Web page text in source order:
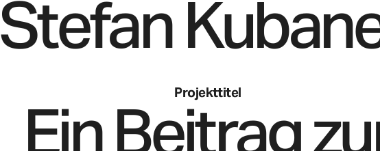
Stefan
Projekttitel
Ein Beitrag